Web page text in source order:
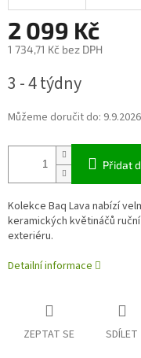
2 099 Kč
1 734,71 Kč bez DPH
cena:
3 - 4 týdny
Můžeme doručit do: 9.9.2026
Přidat
Kolekce Baq Lava nabízí
keramických květináčů
exteriéru.
Detailní informace
ZEPTAT SE SDÍLET